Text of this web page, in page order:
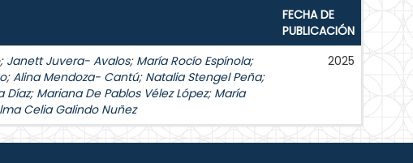
FECHA DE
PUBLICACIÓN
; Janett Juvera- Avalos; María Rocío Espínola;
;Alina Mendoza- Cantú; Natalia Stengel Peña;
Díaz; Mariana De Pablos Vélez López; María
Celia Galindo Nuñez
2025